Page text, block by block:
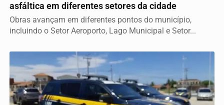
asfáltica em diferentes setores da cidade
Obras avançam em diferentes pontos do município,
incluindo o Setor Aeroporto, Lago Municipal e Setor...